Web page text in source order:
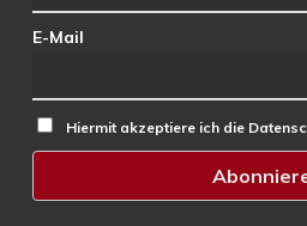
E-Mail
Hiermit akzeptiere ich die